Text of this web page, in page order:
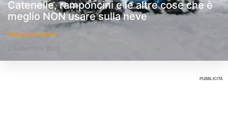
Catenelle, ramponcini e le altre cose che è
meglio NON usare sulla neve
Redazione Sport
2 Settembre 2025
PUBBLICITÀ